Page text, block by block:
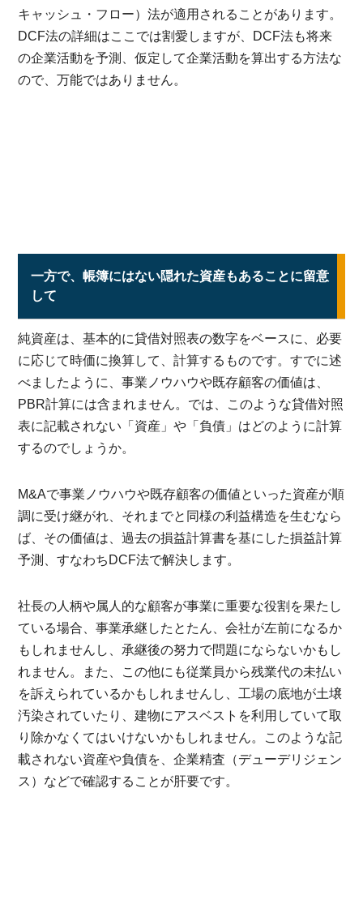
キャッシュ・フロー）法が適用されることがあります。
DCF法の詳細はここでは割愛しますが、DCF法も将来
の企業活動を予測、仮定して企業活動を算出する方法な
ので、万能ではありません。
一方で、帳簿にはない隠れた資産もあることに留意
して
純資産は、基本的に貸借対照表の数字をベースに、必要
に応じて時価に換算して、計算するものです。すでに述
べましたように、事業ノウハウや既存顧客の価値は、
PBR計算には含まれません。では、このような貸借対照
表に記載されない「資産」や「負債」はどのように計算
するのでしょうか。
M&Aで事業ノウハウや既存顧客の価値といった資産が順
調に受け継がれ、それまでと同様の利益構造を生むなら
ば、その価値は、過去の損益計算書を基にした損益計算
予測、すなわちDCF法で解決します。
社長の人柄や属人的な顧客が事業に重要な役割を果たし
ている場合、事業承継したとたん、会社が左前になるか
もしれませんし、承継後の努力で問題にならないかもし
れません。また、この他にも従業員から残業代の未払い
を訴えられているかもしれませんし、工場の底地が土壌
汚染されていたり、建物にアスベストを利用していて取
り除かなくてはいけないかもしれません。このような記
載されない資産や負債を、企業精査（デューデリジェン
ス）などで確認することが肝要です。